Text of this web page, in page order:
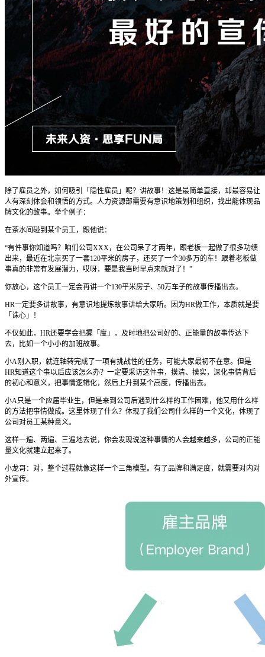
除了雇员之外，如何吸引「隐性雇员」呢？讲故事！这是最简单直接，却最容易让
人有深刻体会和领悟的方式。人力资源部需要有意识地策划和组织，找出能体现品
牌文化的故事。举个例子：
在茶水间碰到某个员工，跟他说：
“有件事你知道吗？咱们公司XXX，在公司呆了才两年，跟老板一起做了很多功绩
出来，最近在北京买了一套120平米的房子，还买了一个30多万的车！跟着老板做
事真的非常有发展潜力，哎呀，要是我当时早点来就对了！”
你放心，这个员工一定会再讲一个130平米房子、50万车子的故事传播出去。
HR一定要多讲故事，有意识地提炼故事讲给大家听。因为HR做工作，本质就是要
「诛心」！
不仅如此，HR还要学会把握「度」，及时地把公司好的、正能量的故事传达下
去，比如一个小小的加班故事。
小A刚入职，就连轴转完成了一项有挑战性的任务，可能大家最初不在意。但是
HR知道这个事以后应该怎么办？一定要采访这件事，摸清、摸实，深化事情背后
的初心和意义，把事情逻辑化，然后上升到某个高度，传播出去。
小A只是一个应届毕业生，但是来到公司后遇到什么样的工作困难，他又用什么样
的方法把事情做成。这里体现了什么？体现了我们公司什么样的一个文化，体现了
公司对员工某种意义。
这样一遍、两遍、三遍地去说，你会发现说这种事情的人会越来越多，公司的正能
量文化就建立起来了。
小龙哥：对，整个过程就像这样一个三角模型。有了品牌和满足度，就需要对内对
外宣传。